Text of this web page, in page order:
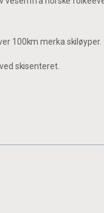
100km merka skiløyper.
skisenteret.